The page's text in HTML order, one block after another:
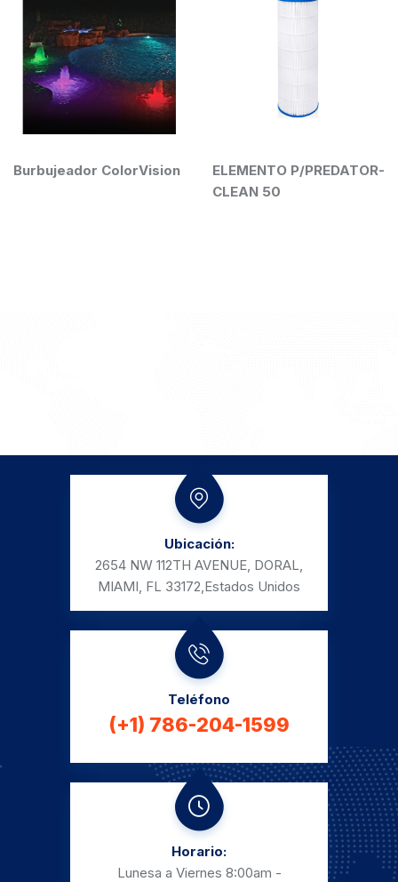
ColorVision
ELEMENTO P/PREDATOR-
CLEAN 50
Ubicación:
2654 NW 112TH AVENUE, DORAL,
MIAMI, FL 33172, Estados Unidos
Teléfono
(+1) 786-204-1599
Horario:
Lunesa a Viernes 8:00am -